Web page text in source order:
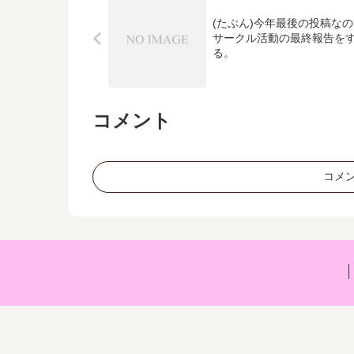
(たぶん)今年最後の投稿な
サークル活動の最終報告を
る。
コメント
コメ